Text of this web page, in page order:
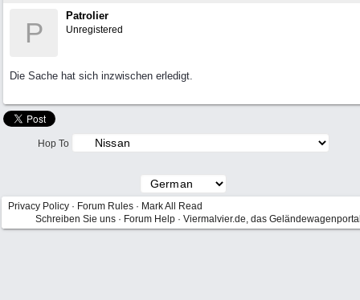
P
Patrolier
Unregistered
Die Sache hat sich inzwischen erledigt.
Hop To
Privacy Policy · Forum Rules · Mark All Read
Schreiben Sie uns · Forum Help · Viermalvier.de, das